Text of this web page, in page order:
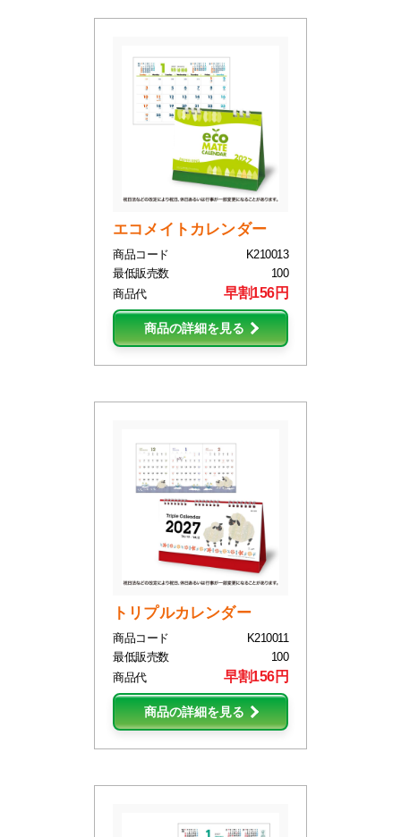
エコメイトカレンダー
商品コード
K210013
最低販売数
100
商品代
早割156円
商品の詳細を見る
トリプルカレンダー
商品コード
K210011
最低販売数
100
商品代
早割156円
商品の詳細を見る